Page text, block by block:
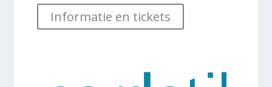
Informatie en tickets